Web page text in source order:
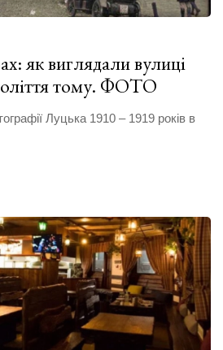
як виглядали вулиці
тому. ФОТО
Луцька 1910 – 1919 років в